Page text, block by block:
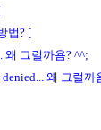
법? [
왜 그럴까욤? ^^;
왜 그럴까